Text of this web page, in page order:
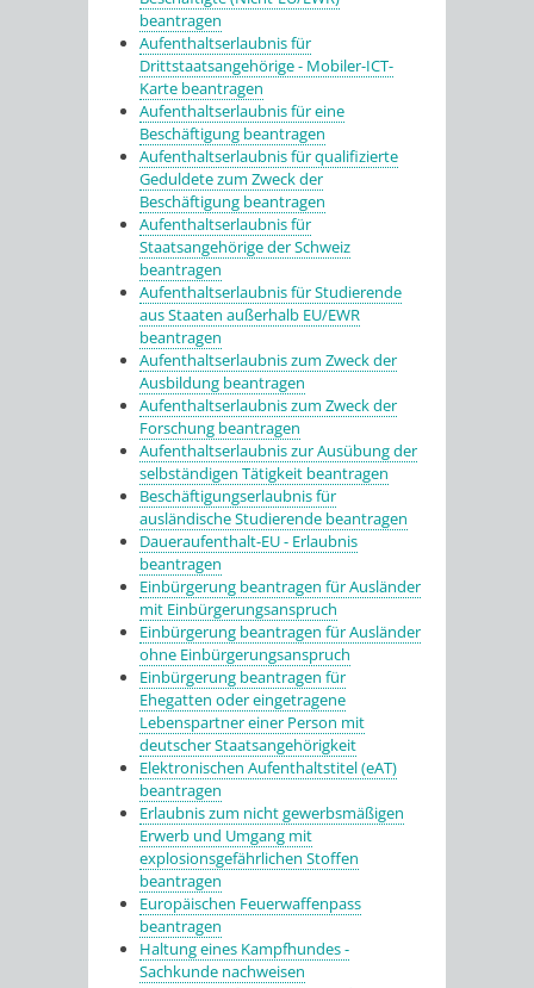
beantragen
Aufenthaltserlaubnis für
Drittstaatsangehörige - Mobiler-ICT-
Karte beantragen
Aufenthaltserlaubnis für eine
Beschäftigung beantragen
Aufenthaltserlaubnis für qualifizierte
Geduldete zum Zweck der
Beschäftigung beantragen
Aufenthaltserlaubnis für
Staatsangehörige der Schweiz
beantragen
Aufenthaltserlaubnis für Studierende
aus Staaten außerhalb EU/EWR
beantragen
Aufenthaltserlaubnis zum Zweck der
Ausbildung beantragen
Aufenthaltserlaubnis zum Zweck der
Forschung beantragen
Aufenthaltserlaubnis zur Ausübung der
selbständigen Tätigkeit beantragen
Beschäftigungserlaubnis für
ausländische Studierende beantragen
Daueraufenthalt-EU - Erlaubnis
beantragen
Einbürgerung beantragen für Ausländer
mit Einbürgerungsanspruch
Einbürgerung beantragen für Ausländer
ohne Einbürgerungsanspruch
Einbürgerung beantragen für
Ehegatten oder eingetragene
Lebenspartner einer Person mit
deutscher Staatsangehörigkeit
Elektronischen Aufenthaltstitel (eAT)
beantragen
Erlaubnis zum nicht gewerbsmäßigen
Erwerb und Umgang mit
explosionsgefährlichen Stoffen
beantragen
Europäischen Feuerwaffenpass
beantragen
Haltung eines Kampfhundes -
Sachkunde nachweisen